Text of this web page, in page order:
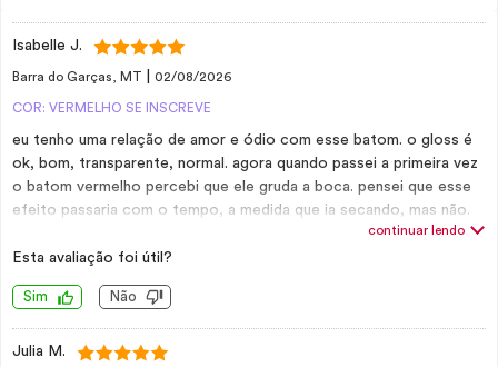
Isabelle J.
Barra do Garças, MT 02/08/2026
COR: VERMELHO SE INSCREVE
eu tenho uma relação de amor e ódio com esse batom. o gloss é
ok, bom, transparente, normal. agora quando passei a primeira vez
o batom vermelho percebi que ele gruda a boca. pensei que esse
efeito passaria com o tempo, a medida que ia secando, mas não.
ele gruda mesmo. não é nada absurdo mas chega a incomodar um
pouco. mas ENFIM, ele não sai por nada. nem com cigarro nem
sai por nada. mas ele é meio preguento. paradoxos rs
continuar lendo
Esta avaliação foi útil?
Sim Não
Julia M.